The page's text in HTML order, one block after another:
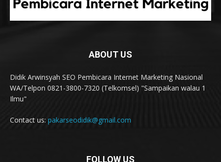
ABOUT US
Didik Arwinsyah SEO Pembicara Internet Marketing Nasional
WA/Telpon 0821-3800-7320 (Telkomsel) "Sampaikan walau 1
Ilmu"
Contact us: pakarseodidik@gmail.com
FOLLOW US